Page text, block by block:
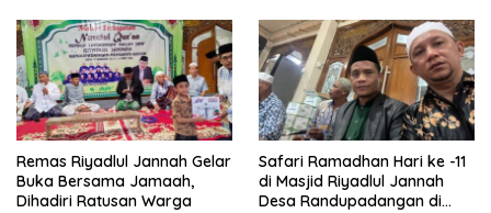
Remas Riyadlul Jannah Gelar
Buka Bersama Jamaah,
Dihadiri Ratusan Warga
Safari Ramadhan Hari ke -11
di Masjid Riyadlul Jannah
Desa Randupadangan di